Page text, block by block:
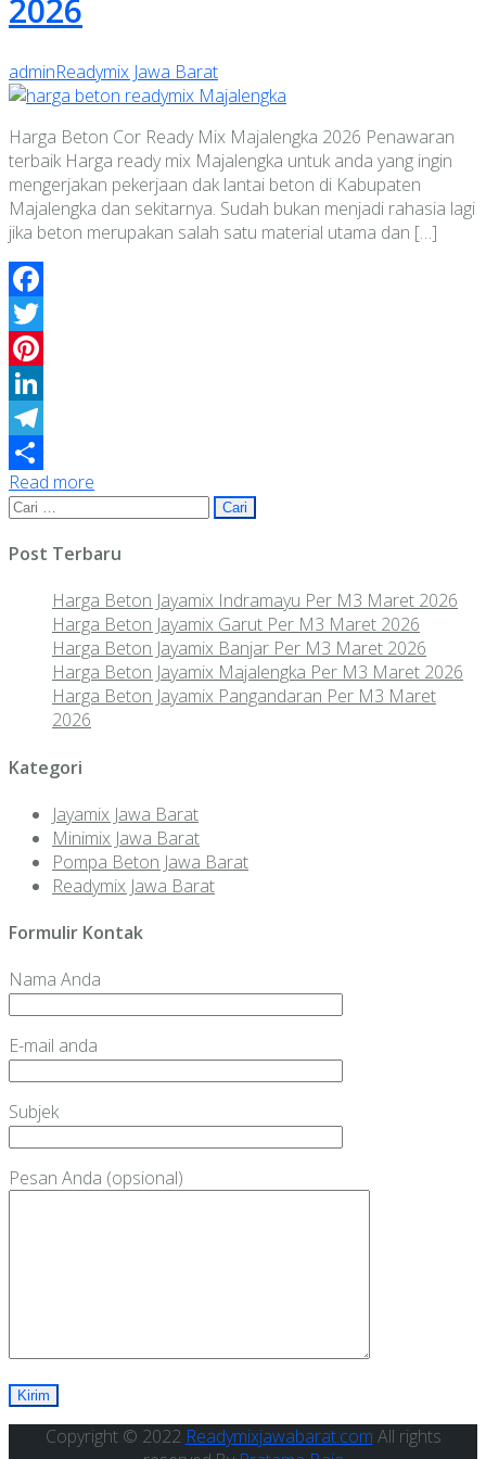
2026
adminReadymix Jawa Barat
Harga Beton Cor Ready Mix Majalengka 2026 Penawaran
terbaik Harga ready mix Majalengka untuk anda yang ingin
mengerjakan pekerjaan dak lantai beton di Kabupaten
Majalengka dan sekitarnya. Sudah bukan menjadi rahasia lagi
jika beton merupakan salah satu material utama dan […]
Facebook
Twitter
Pinterest
LinkedIn
Telegram
Share
Read more
Cari
Post Terbaru
Harga Beton Jayamix Indramayu Per M3 Maret 2026
Harga Beton Jayamix Garut Per M3 Maret 2026
Harga Beton Jayamix Banjar Per M3 Maret 2026
Harga Beton Jayamix Majalengka Per M3 Maret 2026
Harga Beton Jayamix Pangandaran Per M3 Maret
2026
Kategori
Jayamix Jawa Barat
Minimix Jawa Barat
Pompa Beton Jawa Barat
Readymix Jawa Barat
Formulir Kontak
Nama Anda
E-mail anda
Subjek
Pesan Anda (opsional)
Copyright © 2022 Readymixjawabarat.com All rights